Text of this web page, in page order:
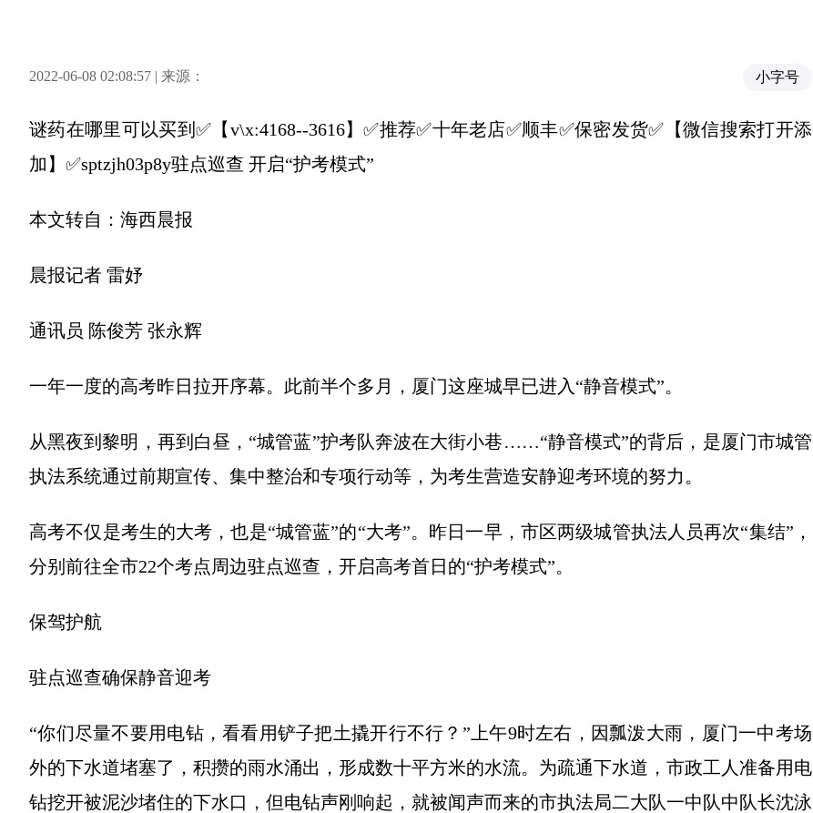
2022-06-08 02:08:57 | 来源： 小字号
谜药在哪里可以买到✅【v\x:4168--3616】✅推荐✅十年老店✅顺丰✅保密发货✅【微信搜索打开添
加】✅sptzjh03p8y驻点巡查 开启“护考模式”
本文转自：海西晨报
晨报记者 雷妤
通讯员 陈俊芳 张永辉
一年一度的高考昨日拉开序幕。此前半个多月，厦门这座城早已进入“静音模式”。
从黑夜到黎明，再到白昼，“城管蓝”护考队奔波在大街小巷……“静音模式”的背后，是厦门市城管
执法系统通过前期宣传、集中整治和专项行动等，为考生营造安静迎考环境的努力。
高考不仅是考生的大考，也是“城管蓝”的“大考”。昨日一早，市区两级城管执法人员再次“集结”，
分别前往全市22个考点周边驻点巡查，开启高考首日的“护考模式”。
保驾护航
驻点巡查确保静音迎考
“你们尽量不要用电钻，看看用铲子把土撬开行不行？”上午9时左右，因瓢泼大雨，厦门一中考场
外的下水道堵塞了，积攒的雨水涌出，形成数十平方米的水流。为疏通下水道，市政工人准备用电
钻挖开被泥沙堵住的下水口，但电钻声刚响起，就被闻声而来的市执法局二大队一中队中队长沈泳